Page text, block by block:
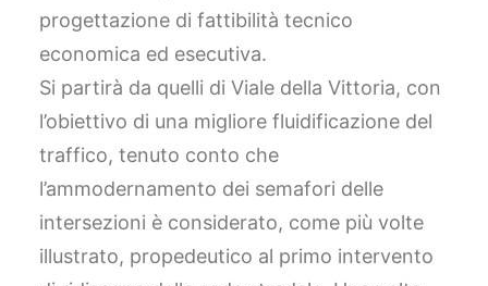
progettazione di fattibilità tecnico
economica ed esecutiva.
Si partirà da quelli di Viale della Vittoria, con
l’obiettivo di una migliore fluidificazione del
traffico, tenuto conto che
l’ammodernamento dei semafori delle
intersezioni è considerato, come più volte
illustrato, propedeutico al primo intervento